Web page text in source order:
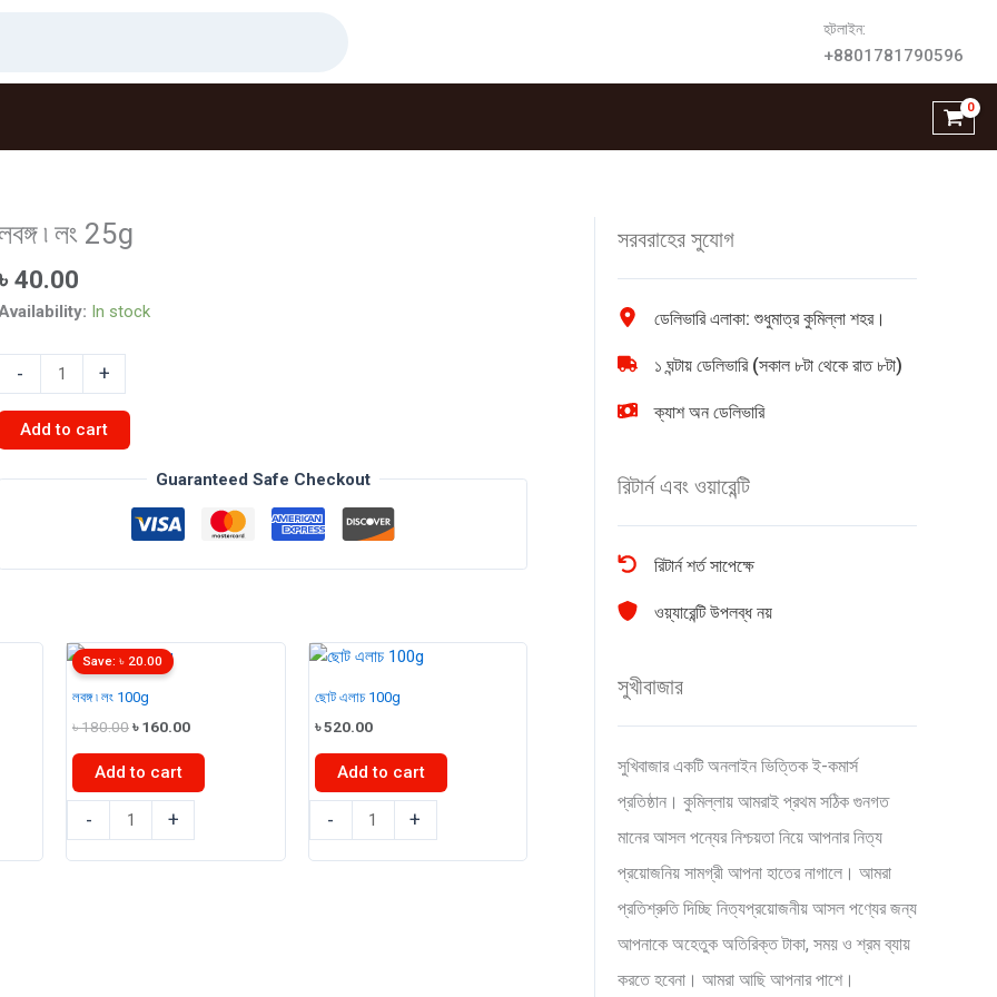
হটলাইন:
+8801781790596
৷ লং 25g
40.00
In stock
- +
Add to cart
Guaranteed Safe Checkout
লবঙ্গ ৷ লং 100g
৳180.00Original
was:
৳ 180.00.
৳160.00Current
is:
৳ 160.00.
Save:৳ 20.00
Add to cart
-
৷
লং
+
ছোট এলাচ 100g
৳520.00
Add to cart
-
এলাচ
100g
+
সরবরাহের সুযোগ
ডেলিভারি এলাকা: শুধুমাত্র কুমিল্লা শহর।
১ ঘন্টায় ডেলিভারি (সকাল ৮টা থেকে রাত ৮টা)
ক্যাশ অন ডেলিভারি
রিটার্ন এবং ওয়ারেন্টি
রিটার্ন শর্ত সাপেক্ষে
ওয়্যারেন্টি উপলব্ধ নয়
সুখীবাজার
সুখিবাজার একটি অনলাইন ভিত্তিক ই-কমার্স
প্রতিষ্ঠান। কুমিল্লায় আমরাই প্রথম সঠিক গুনগত
মানের আসল পন্যের নিশ্চয়তা নিয়ে আপনার নিত্য
প্রয়োজনিয় সামগ্রী আপনা হাতের নাগালে। আমরা
প্রতিশ্রুতি দিচ্ছি নিত্যপ্রয়োজনীয় আসল পণ্যের জন্য
আপনাকে অহেতুক অতিরিক্ত টাকা, সময় ও শ্রম ব্যায়
করতে হবেনা। আমরা আছি আপনার পাশে।